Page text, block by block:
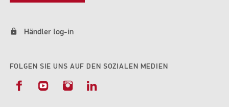
lock Händler log-in
FOLGEN SIE UNS AUF DEN SOZIALEN MEDIEN